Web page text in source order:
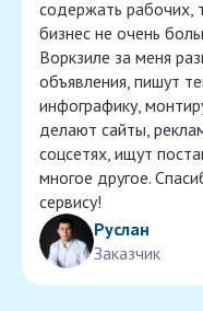
содержать рабочих,
бизнес не очень
Воркзиле за меня
объявления, пишут
инфографику,
делают сайты,
соцсетях, ищут
многое другое.
сервису!
Руслан
Заказчик